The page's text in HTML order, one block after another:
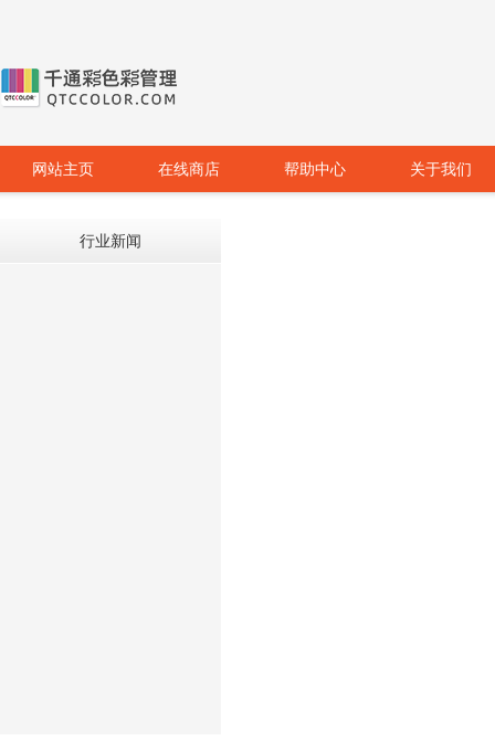
网站主页 在线商店 帮助中心 关于我们
行业新闻